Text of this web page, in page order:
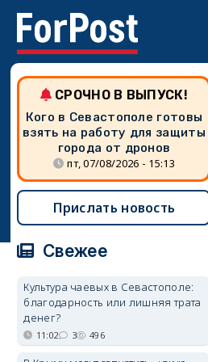
СРОЧНО В ВЫПУСК!
Кого в Севастополе готовы
взять на работу для защиты
города от дронов
пт, 07/08/2026 - 15:13
Прислать новость
Свежее
Культура чаевых в Севастополе:
благодарность или лишняя трата
денег?
11:02 3 496